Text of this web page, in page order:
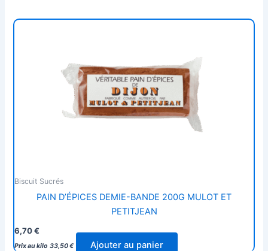
Biscuit Sucrés
PAIN D’ÉPICES DEMIE-BANDE 200G MULOT ET
PETITJEAN
6,70€
Prix au kilo 33,50€ Ajouter au panier